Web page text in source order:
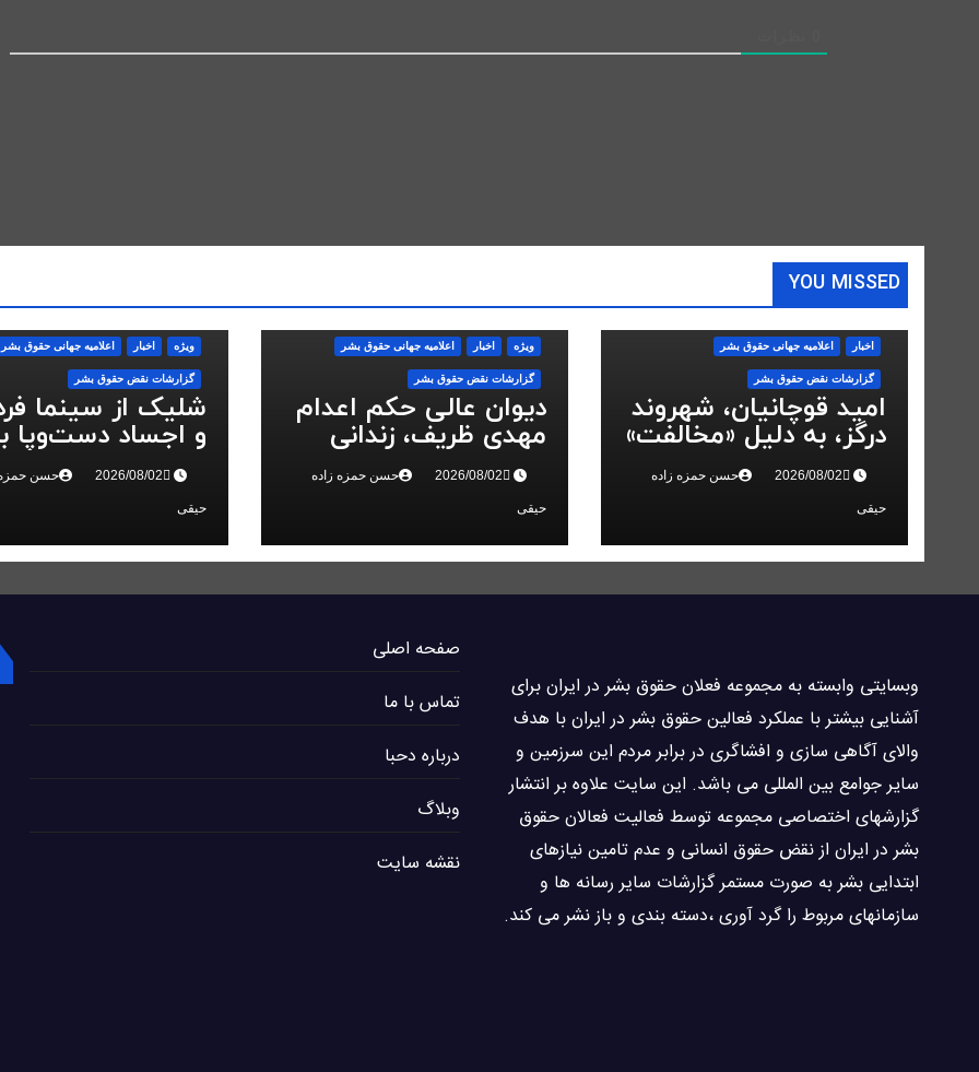
YOU MISSED
اخبار اعلاميه جهانی حقوق بشر
گزارشات نقض حقوق بشر
امید قوچانیان، شهروند
درگز، به دلیل «مخالفت»
با حکومت به ۵ سال
زندان محکوم شدحسن حمزه زاده
حیقی
ویژه اخبار اعلاميه جهانی حقوق بشر
گزارشات نقض حقوق بشر
دیوان عالی حکم اعدام
مهدی ظریف، زندانی
انقلاب ملی، را تایید کرد
حسن حمزه زاده
حیقی
ویژه اخبار اعلاميه جهانی حقوق بشر
گزارشات نقض حقوق بشر
شلیک از سینما
و اجساد دست‌وپا
سرکوب انقلاب ملی
البرز حسن حمزه
حیقی
وبسايتى وابسته به مجموعه فعلان حقوق بشر در ایران برای
آشنایی بيشتر با عملکرد فعالین حقوق بشر در ایران با هدف
والاى آگاهى سازی و افشاگرى در برابر مردم این سرزمین و
ساير جوامع بین المللى می باشد. این سایت علاوه بر انتشار
گزارشهای اختصاصی مجموعه توسط فعاليت فعالان حقوق
بشر در ایران از نقض حقوق انسانی و عدم تامین نیازهای
ابتدایی بشر به صورت مستمر گزارشات سایر رسانه ها و
سازمانهای مربوط را گرد آوری ،دسته بندی و باز نشر می كند.
صفحه اصلی
تماس با ما
درباره دحبا
وبلاگ
نقشه سایت